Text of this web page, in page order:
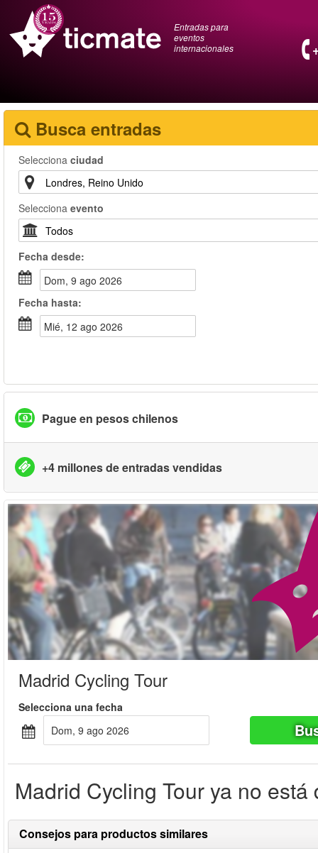
Entradas para
eventos
internacionales
Busca entradas
Selecciona ciudad
Selecciona evento
Fecha desde:
dom, 9 ago 2026
Fecha hasta:
mié, 12 ago 2026
Pague en pesos chilenos
+4 millones de entradas vendidas
Madrid Cycling Tour
Selecciona una fecha
dom, 9 ago 2026
Madrid Cycling Tour ya no
Consejos para productos similares